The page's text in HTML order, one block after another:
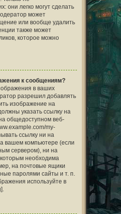
они легко могут сделать
может
или вообще удалить
также может
которое можно
к сообщениям?
в ваших
разрешил добавлять
изображение на
указать ссылку на
общедоступном веб-
my-
ссылку ни на
вашем компьютере (если
сервером), ни на
необходима
на почтовые ящики
паролями сайты и т. п.
используйте в